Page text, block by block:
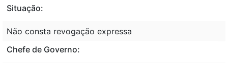
Situação:
Não consta revogação expressa
Chefe de Governo: